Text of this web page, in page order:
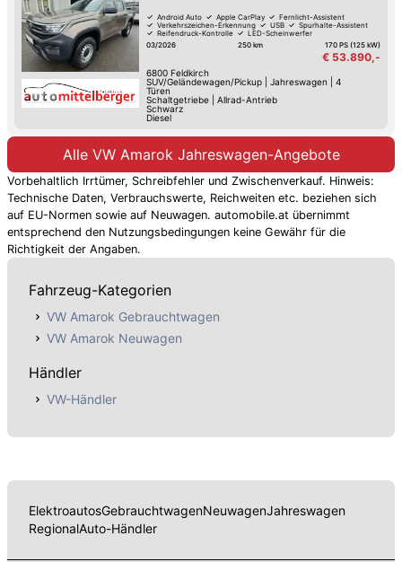
Android Auto Apple CarPlay
Fernlicht-Assistent
Verkehrszeichen-Erkennung
USB
Spurhalte-Assistent
Reifendruck-Kontrolle
LED-Scheinwerfer
03/2026
250 km 170 PS (125 kW)
€ 53.890,-
6800 Feldkirch
SUV/Geländewagen/Pickup| Jahreswagen
4
Türen
Schaltgetriebe| Allrad-Antrieb
Schwarz
Diesel
Alle VW Amarok Jahreswagen-Angebote
Vorbehaltlich Irrtümer, Schreibfehler und Zwischenverkauf. Hinweis:
Technische Daten, Verbrauchswerte, Reichweiten etc. beziehen sich
auf EU-Normen sowie auf Neuwagen. automobile.at übernimmt
entsprechend den Nutzungsbedingungen keine Gewähr für die
Richtigkeit der Angaben.
Fahrzeug-Kategorien
VW Amarok Gebrauchtwagen
VW Amarok Neuwagen
Händler
VW-Händler
ElektroautosGebrauchtwagenNeuwagenJahreswagen
RegionalAuto-Händler